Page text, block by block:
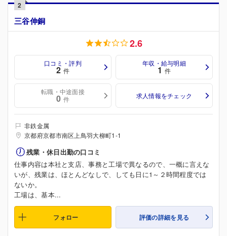
2
三谷伸銅
2.6
口コミ・評判
2 件
年収・給与明細
1 件
転職・中途面接
0 件 求人情報をチェック
非鉄金属
京都府京都市南区上鳥羽大柳町1-1
残業・休日出勤の口コミ
仕事内容は本社と支店、事務と工場で異なるので、一概に言えな
いが、残業は、ほとんどなしで、しても日に1～２時間程度では
ないか。
工場は、基本...
フォロー 評価の詳細を見る